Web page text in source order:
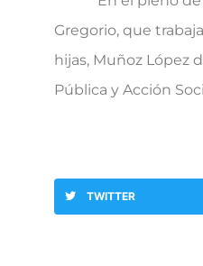
Gregorio, que
hijas, Muñoz López
Pública y Acción
TWITTER